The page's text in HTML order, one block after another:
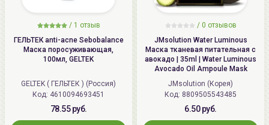
/ 1 отзыв
ГЕЛЬТЕК anti-acne Sebobalance
Маска поросуживающая,
100мл, GELTEK
GELTEK ( ГЕЛЬТЕК ) (Россия)
Код: 4610094693451
78.55 руб.
/ 0 отзывов
JMsolution Water Luminous
Маска тканевая питательная с
авокадо | 35ml | Water Luminous
Avocado Oil Ampoule Mask
JMsolution (Корея)
Код: 8809505543485
6.50 руб.